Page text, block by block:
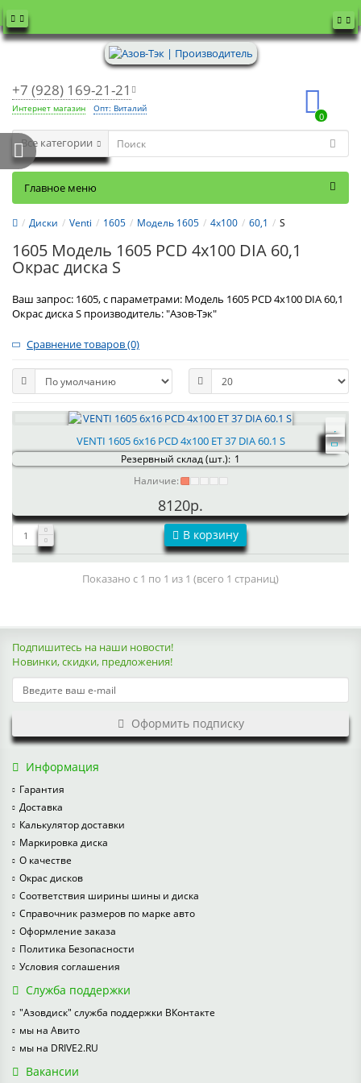
+7 (928) 169-21-21
Интернет магазин Опт: Виталий
0
Все категории
Главное меню
Диски Venti 1605 Модель 1605 4x100 60,1 S
1605 Модель 1605 PCD 4x100 DIA 60,1
Окрас диска S
Ваш запрос: 1605, с параметрами: Модель 1605 PCD 4x100 DIA 60,1
Окрас диска S производитель: "Азов-Тэк"
Сравнение товаров (0)
VENTI 1605 6x16 PCD 4x100 ET 37 DIA 60.1 S
Резервный склад (шт.): 1
Наличие:
8120р.
В корзину
Показано с 1 по 1 из 1 (всего 1 страниц)
Подпишитесь на наши новости!
Новинки, скидки, предложения!
Оформить подписку
Информация
Гарантия
Доставка
Калькулятор доставки
Маркировка диска
О качестве
Окрас дисков
Соответствия ширины шины и диска
Справочник размеров по марке авто
Оформление заказа
Политика Безопасности
Условия соглашения
Служба поддержки
"Азовдиск" служба поддержки ВКонтакте
мы на Авито
мы на DRIVE2.RU
Вакансии